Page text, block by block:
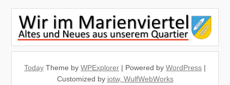
Today Theme by WPExplorer | Powered by WordPress |
Customized by jotw, WulfWebWorks